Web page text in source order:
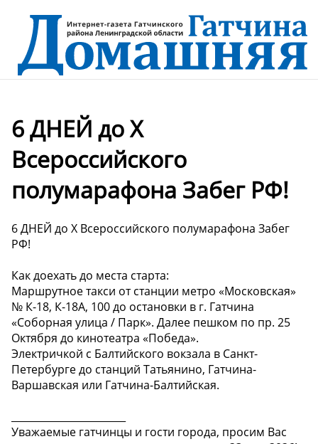
6 ДНЕЙ до X
Всероссийского
полумарафона Забег РФ!
6 ДНЕЙ до X Всероссийского полумарафона Забег
РФ!
Как доехать до места старта:
Маршрутное такси от станции метро «Московская»
№ К-18, К-18А, 100 до остановки в г. Гатчина
«Соборная улица / Парк». Далее пешком по пр. 25
Октября до кинотеатра «Победа».
Электричкой с Балтийского вокзала в Санкт-
Петербурге до станций Татьянино, Гатчина-
Варшавская или Гатчина-Балтийская.
Уважаемые гатчинцы и гости города, просим Вас